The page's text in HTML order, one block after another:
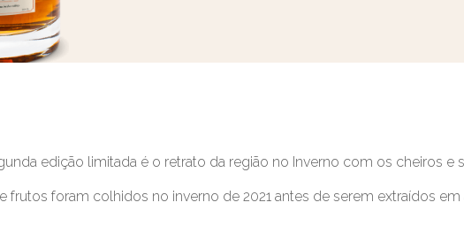
edição limitada é o retrato da região no Inverno com os cheiros e
frutos foram colhidos no inverno de 2021 antes de serem extraídos